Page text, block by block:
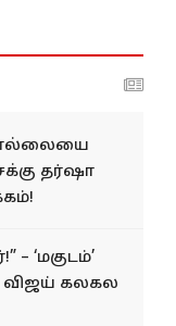
எல்லையை
தர்ஷா
‘மகுடம்’
விஜய் கலகல